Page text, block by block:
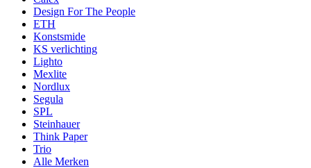
Design For The People
ETH
Konstsmide
KS verlichting
Lighto
Mexlite
Nordlux
Segula
SPL
Steinhauer
Think Paper
Trio
Alle Merken